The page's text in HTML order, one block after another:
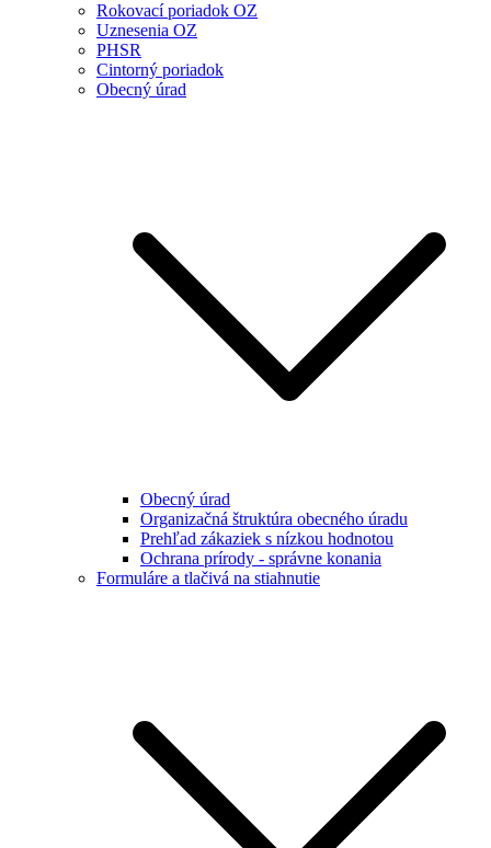
Rokovací poriadok OZ
Uznesenia OZ
PHSR
Cintorný poriadok
Obecný úrad
Obecný úrad
Organizačná štruktúra obecného úradu
Prehľad zákaziek s nízkou hodnotou
Ochrana prírody - správne konania
Formuláre a tlačivá na stiahnutie